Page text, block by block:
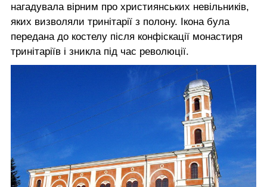
нагадувала вірним про християнських невільників,
яких визволяли тринітарії з полону. Ікона була
передана до костелу після конфіскації монастиря
тринітаріїв і зникла під час революції.